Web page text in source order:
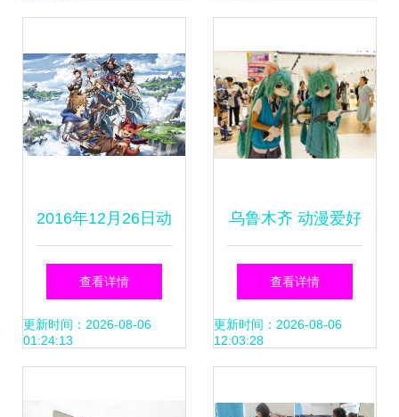
辑
2016年12月26日动
漫新闻 产业链与题
材创新并行推进
查看详情
更新时间：2026-08-06
01:24:13
乌鲁木齐 动漫爱好
者精心装扮亮相动
漫游戏展，激发本
查看详情
更新时间：2026-08-06
12:03:28